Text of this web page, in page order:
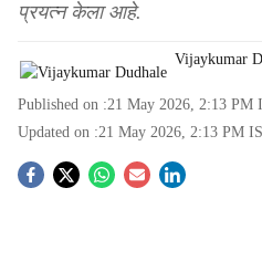
प्रयत्न केला आहे.
Vijaykumar
Published on :21 May 2026, 2:13 PM
Updated on :21 May 2026, 2:13 PM
S